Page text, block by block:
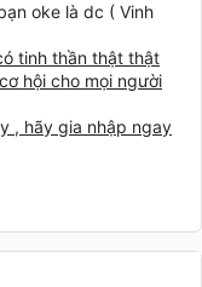
oke là dc ( Vinh
tinh thần thật thật
hội cho mọi người
, hãy gia nhập ngay